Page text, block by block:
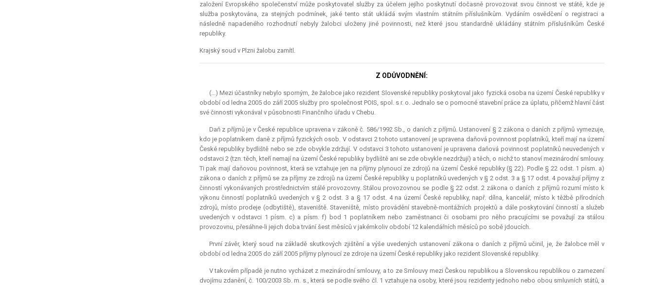
založení Evropského společenství může poskytovatel služby za účelem jejího poskytnutí dočasně provozovat svou činnost ve státě, kde je
služba poskytována, za stejných podmínek, jaké tento stát ukládá svým vlastním státním příslušníkům. Vydáním osvědčení o registraci a
následně napadeného rozhodnutí nebyly žalobci uloženy jiné povinnosti, než které jsou standardně ukládány státním příslušníkům České
republiky.
Krajský soud v Plzni žalobu zamítl.
Z ODŮVODNĚNÍ:
(...) Mezi účastníky nebylo sporným, že žalobce jako rezident Slovenské republiky poskytoval jako fyzická osoba na území České republiky v
období od ledna 2005 do září 2005 služby pro společnost POIS, spol. s r. o. Jednalo se o pomocné stavební práce za úplatu, přičemž hlavní část
své činnosti vykonával v působnosti Finančního úřadu v Chebu.
Daň z příjmů je v České republice upravena v zákoně č. 586/1992 Sb., o daních z příjmů. Ustanovení § 2 zákona o daních z příjmů vymezuje,
kdo je poplatníkem daně z příjmů fyzických osob. V odstavci 2 tohoto ustanovení je upravena daňová povinnost poplatníků, kteří mají na území
České republiky bydliště nebo se zde obvykle zdržují. V odstavci 3 tohoto ustanovení je upravena daňová povinnost poplatníků neuvedených v
odstavci 2 (tzn. těch, kteří nemají na území České republiky bydliště ani se zde obvykle nezdržují) a těch, o nichž to stanoví mezinárodní smlouvy.
Ti pak mají daňovou povinnost, která se vztahuje jen na příjmy plynoucí ze zdrojů na území České republiky (§ 22). Podle § 22 odst. 1 písm. a)
zákona o daních z příjmů se za příjmy ze zdrojů na území České republiky u poplatníků uvedených v § 2 odst. 3 a § 17 odst. 4 považují příjmy z
činností vykonávaných prostřednictvím stálé provozovny. Stálou provozovnou se podle § 22 odst. 2 zákona o daních z příjmů rozumí místo k
výkonu činností poplatníků uvedených v § 2 odst. 3 a § 17 odst. 4 na území České republiky, např. dílna, kancelář, místo k těžbě přírodních
zdrojů, místo prodeje (odbytiště), staveniště. Staveniště, místo provádění stavebně-montážních projektů a dále poskytování činností a služeb
uvedených v odstavci 1 písm. c) a písm. f) bod 1 poplatníkem nebo zaměstnanci či osobami pro něho pracujícími se považují za stálou
provozovnu, přesáhne-li jejich doba trvání šest měsíců v jakémkoliv období 12 kalendářních měsíců po sobě jdoucích.
První závěr, který soud na základě skutkových zjištění a výše uvedených ustanovení zákona o daních z příjmů učinil, je, že žalobce měl v
období od ledna 2005 do září 2005 příjmy plynoucí ze zdroje na území České republiky jako rezident Slovenské republiky.
V takovém případě je nutno vycházet z mezinárodní smlouvy, a to ze Smlouvy mezi Českou republikou a Slovenskou republikou o zamezení
dvojímu zdanění, č. 100/2003 Sb. m. s., která se podle svého čl. 1 vztahuje na osoby, které jsou rezidenty jednoho nebo obou smluvních států, a